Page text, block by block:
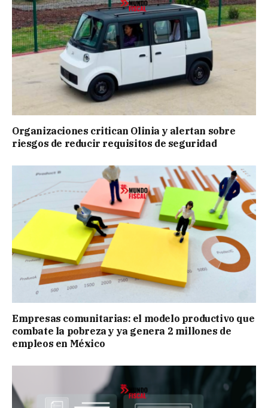
Organizaciones critican Olinia y alertan sobre
riesgos de reducir requisitos de seguridad
Empresas comunitarias: el modelo productivo que
combate la pobreza y ya genera 2 millones de
empleos en México